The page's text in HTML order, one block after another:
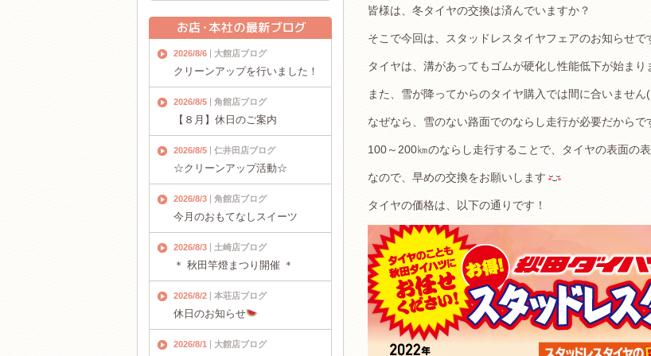
皆様は、冬タイヤの交換は済んでいますか？
そこで今回は、スタッドレスタイヤフェアのお知らせで
タイヤは、溝があってもゴムが硬化し性能低下が始まり
また、雪が降ってからのタイヤ購入では間に合いません
なぜなら、雪のない路面でのならし走行が必要だからで
100～200㎞のならし走行することで、タイヤの表面の
なので、早めの交換をお願いします
タイヤの価格は、以下の通りです！
2026/8/6 大館店ブログ
クリーンアップを行いました！
2026/8/5 角館店ブログ
【８月】休日のご案内
2026/8/5 仁井田店ブログ
☆クリーンアップ活動☆
2026/8/3 角館店ブログ
今月のおもてなしスイーツ
2026/8/3 土崎店ブログ
＊ 秋田竿燈まつり開催 ＊
2026/8/2 本荘店ブログ
休日のお知らせ
2026/8/1 大館店ブログ